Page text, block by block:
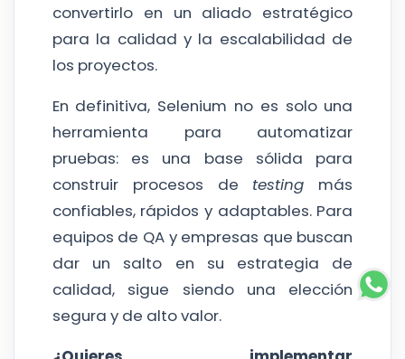
convertirlo en un aliado estratégico
para la calidad y la escalabilidad de
los proyectos.
En definitiva, Selenium no es solo una
herramienta para automatizar
pruebas: es una base sólida para
construir procesos de testing más
confiables, rápidos y adaptables. Para
equipos de QA y empresas que buscan
dar un salto en su estrategia de
calidad, sigue siendo una elección
segura y de alto valor.